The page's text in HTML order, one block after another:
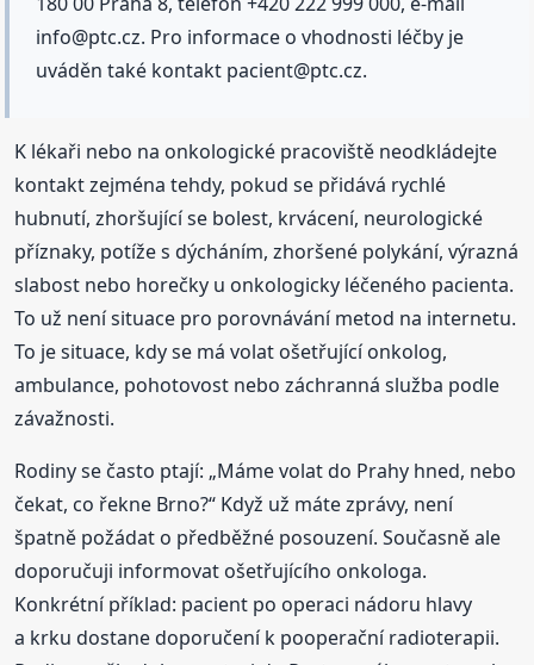
info@ptc.cz. Pro informace o vhodnosti léčby je
uváděn také kontakt pacient@ptc.cz.
K lékaři nebo na onkologické pracoviště neodkládejte
kontakt zejména tehdy, pokud se přidává rychlé
hubnutí, zhoršující se bolest, krvácení, neurologické
příznaky, potíže s dýcháním, zhoršené polykání, výrazná
slabost nebo horečky u onkologicky léčeného pacienta.
To už není situace pro porovnávání metod na internetu.
To je situace, kdy se má volat ošetřující onkolog,
ambulance, pohotovost nebo záchranná služba podle
závažnosti.
Rodiny se často ptají: „Máme volat do Prahy hned, nebo
čekat, co řekne Brno?“ Když už máte zprávy, není
špatně požádat o předběžné posouzení. Současně ale
doporučuji informovat ošetřujícího onkologa.
Konkrétní příklad: pacient po operaci nádoru hlavy
a krku dostane doporučení k pooperační radioterapii.